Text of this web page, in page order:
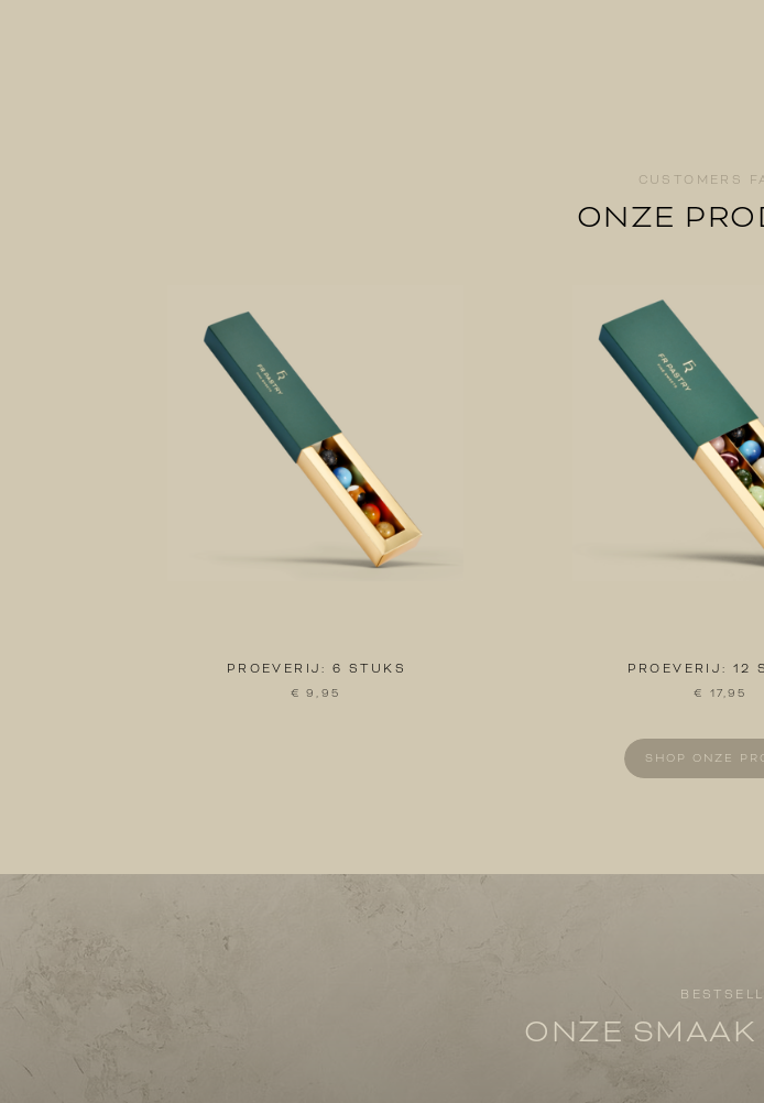
ONZE
CUSTOMERS
SHOP ONZE
€ 17,95
PROEVERIJ: 12
€ 9,95
PROEVERIJ: 6 STUKS
ONZE SMAAK